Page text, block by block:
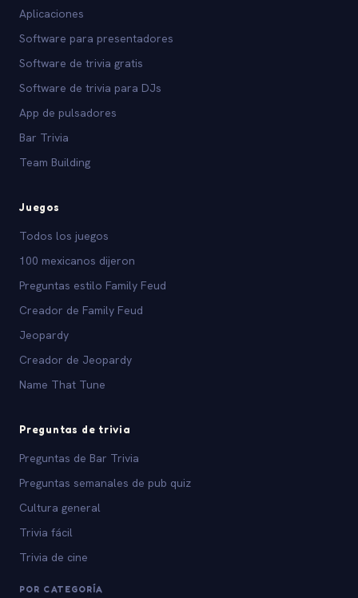
Aplicaciones
Software para presentadores
Software de trivia gratis
Software de trivia para DJs
App de pulsadores
Bar Trivia
Team Building
Juegos
Todos los juegos
100 mexicanos dijeron
Preguntas estilo Family Feud
Creador de Family Feud
Jeopardy
Creador de Jeopardy
Name That Tune
Preguntas de trivia
Preguntas de Bar Trivia
Preguntas semanales de pub quiz
Cultura general
Trivia fácil
Trivia de cine
POR CATEGORÍA